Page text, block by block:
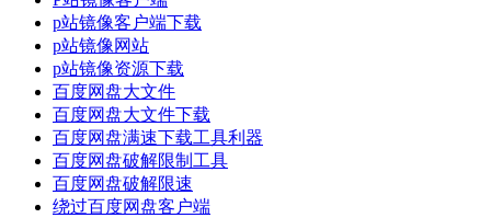
p站镜像客户端下载
p站镜像网站
p站镜像资源下载
百度网盘大文件
百度网盘大文件下载
百度网盘满速下载工具利器
百度网盘破解限制工具
百度网盘破解限速
绕过百度网盘客户端